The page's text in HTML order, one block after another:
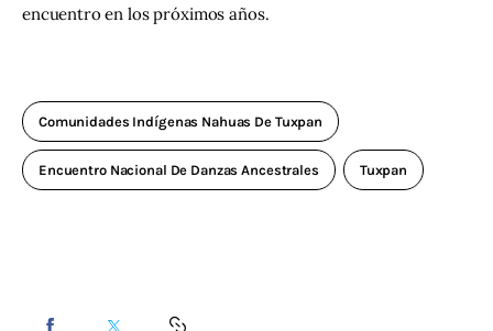
encuentro en los próximos años.
Comunidades Indígenas Nahuas De Tuxpan
Encuentro Nacional De Danzas Ancestrales Tuxpan